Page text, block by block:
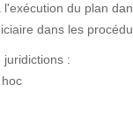
l'exécution du plan
dans les
juridictions :